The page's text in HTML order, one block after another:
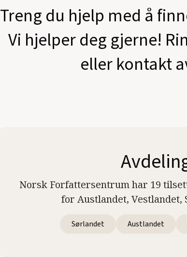
Treng du hjelp med å
Vi hjelper deg gjerne!
eller kontakt
Norsk Forfattersentrum har 19
for Austlandet,
Sørlandet Austlandet